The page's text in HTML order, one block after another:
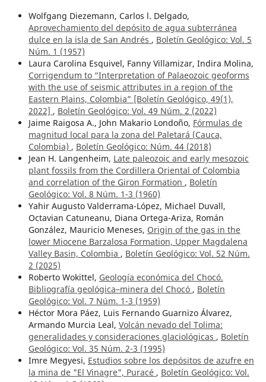
Wolfgang Diezemann, Carlos l. Delgado,
Aprovechamiento del depósito de agua subterránea
dulce en la isla de San Andrés , Boletín Geológico: Vol. 5
Núm. 1 (1957)
Laura Carolina Esquivel, Fanny Villamizar, Indira Molina,
Corrigendum to “Interpretation of Palaeozoic geoforms
with the use of seismic attributes in a region of the
Eastern Plains, Colombia” [Boletín Geológico, 49(1),
2022] , Boletín Geológico: Vol. 49 Núm. 2 (2022)
Jaime Raigosa A., John Makario Londoño, Fórmulas de
magnitud local para la zona del Paletará (Cauca,
Colombia) , Boletín Geológico: Núm. 44 (2018)
Jean H. Langenheim, Late paleozoic and early mesozoic
plant fossils from the Cordillera Oriental of Colombia
and correlation of the Giron Formation , Boletín
Geológico: Vol. 8 Núm. 1-3 (1960)
Yahir Augusto Valderrama-López, Michael Duvall,
Octavian Catuneanu, Diana Ortega-Ariza, Román
González, Mauricio Meneses, Origin of the gas in the
lower Miocene Barzalosa Formation, Upper Magdalena
Valley Basin, Colombia , Boletín Geológico: Vol. 52 Núm.
2 (2025)
Roberto Wokittel, Geología económica del Chocó.
Bibliografía geológica–minera del Chocó , Boletín
Geológico: Vol. 7 Núm. 1-3 (1959)
Héctor Mora Páez, Luis Fernando Guarnizo Álvarez,
Armando Murcia Leal, Volcán nevado del Tolima:
generalidades y consideraciones glaciológicas , Boletín
Geológico: Vol. 35 Núm. 2-3 (1995)
Imre Megyesi, Estudios sobre los depósitos de azufre en
la mina de "El Vinagre", Puracé , Boletín Geológico: Vol.